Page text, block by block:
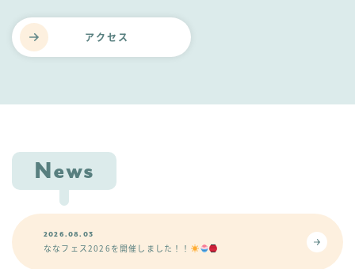
アクセス
News
2026.08.03
ななフェス2026を開催しました！！